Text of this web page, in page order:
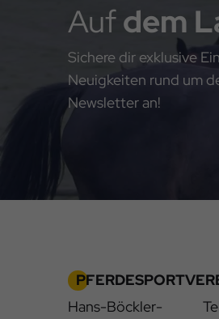
Aufdem
Sichere dir exklusive
Neuigkeiten rund um
Newsletter an!
Hans-Böckler-